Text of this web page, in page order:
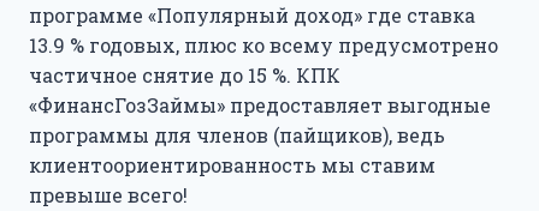
программе «Популярный доход» где ставка
13.9 % годовых, плюс ко всему предусмотрено
частичное снятие до 15 %. КПК
«ФинансГозЗаймы» предоставляет выгодные
программы для членов (пайщиков), ведь
клиентоориентированность мы ставим
превыше всего!